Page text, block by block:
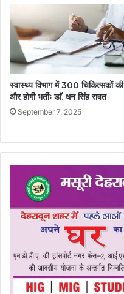
स्वास्थ्य विभाग में 300 चिकित्सकों की
और होगी भर्तीः डाॅ. धन सिंह रावत
September 7, 2025